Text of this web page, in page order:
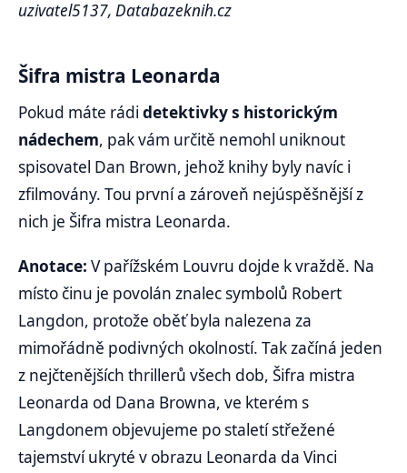
uzivatel5137, Databazeknih.cz
Šifra mistra Leonarda
Pokud máte rádi detektivky s historickým
nádechem, pak vám určitě nemohl uniknout
spisovatel Dan Brown, jehož knihy byly navíc i
zfilmovány. Tou první a zároveň nejúspěšnější z
nich je Šifra mistra Leonarda.
Anotace: V pařížském Louvru dojde k vraždě. Na
místo činu je povolán znalec symbolů Robert
Langdon, protože oběť byla nalezena za
mimořádně podivných okolností. Tak začíná jeden
z nejčtenějších thrillerů všech dob, Šifra mistra
Leonarda od Dana Browna, ve kterém s
Langdonem objevujeme po staletí střežené
tajemství ukryté v obrazu Leonarda da Vinci